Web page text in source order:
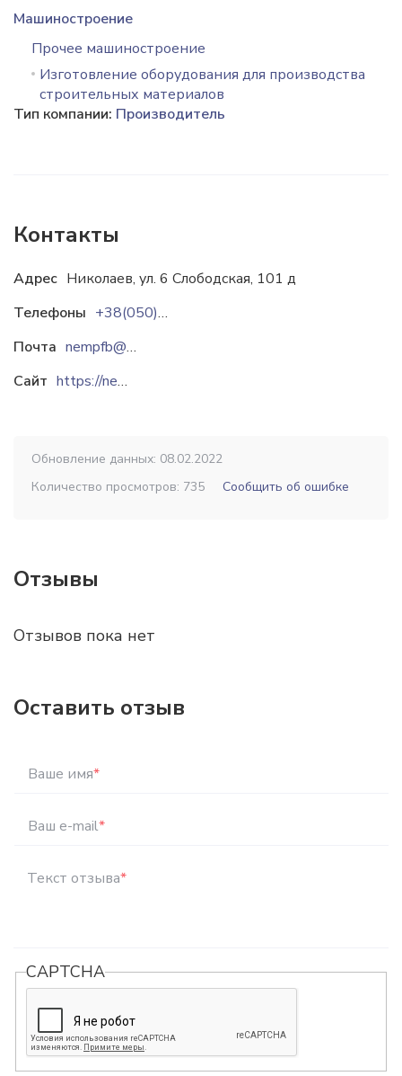
Машиностроение
Прочее машиностроение
Изготовление оборудования для производства
строительных материалов
Тип компании: Производитель
Контакты
Адрес Николаев, ул. 6 Слободская, 101 д
Телефоны
+38(050)505-81-08
Почта
nempfb@gmail.com
Сайт
https://nemp.com.ua
Обновление данных: 08.02.2022
Количество просмотров: 735
Сообщить об ошибке
Отзывы
Отзывов пока нет
Оставить отзыв
Ваше имя*
Ваш e-mail*
Текст отзыва*
CAPTCHA